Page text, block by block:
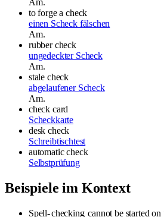
to forge a check
einen Scheck fälschen
Am.
rubber check
ungedeckter Scheck
Am.
stale check
abgelaufener Scheck
Am.
check card
Scheckkarte
desk check
Schreibtischtest
automatic check
Selbstprüfung
Beispiele im Kontext
Spell-checking cannot be started on